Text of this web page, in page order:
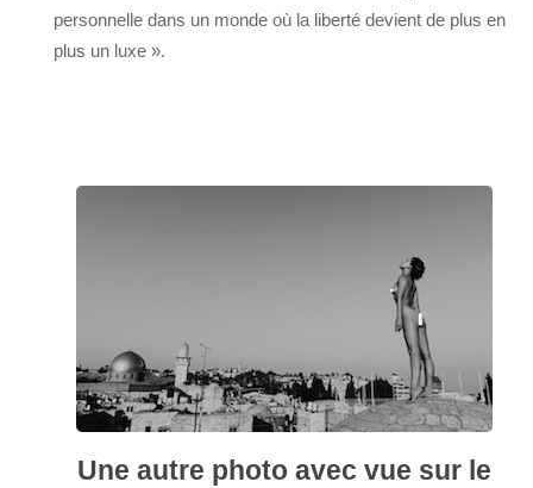
personnelle dans un monde où la liberté devient de plus en
plus un luxe ».
Une autre photo avec vue sur le